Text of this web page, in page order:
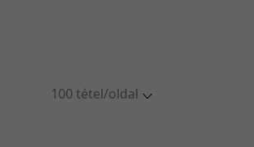
100 tétel/oldal